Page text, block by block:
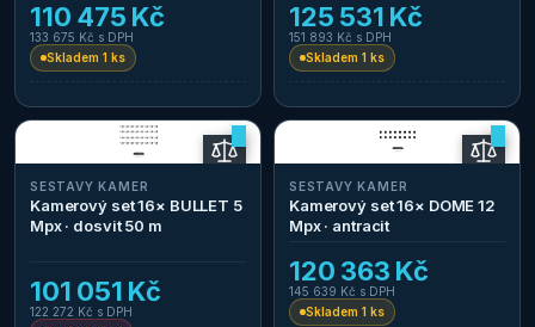
110 475 Kč
133 675 Kč s DPH
Skladem 1 ks
125 531 Kč
151 893 Kč s DPH
Skladem 1 ks
SESTAVY KAMER
Kamerový set 16× BULLET 5
Mpx · dosvit 50 m
101 051 Kč
122 272 Kč s DPH
SESTAVY KAMER
Kamerový set 16× DOME 12
Mpx · antracit
120 363 Kč
145 639 Kč s DPH
Skladem 1 ks